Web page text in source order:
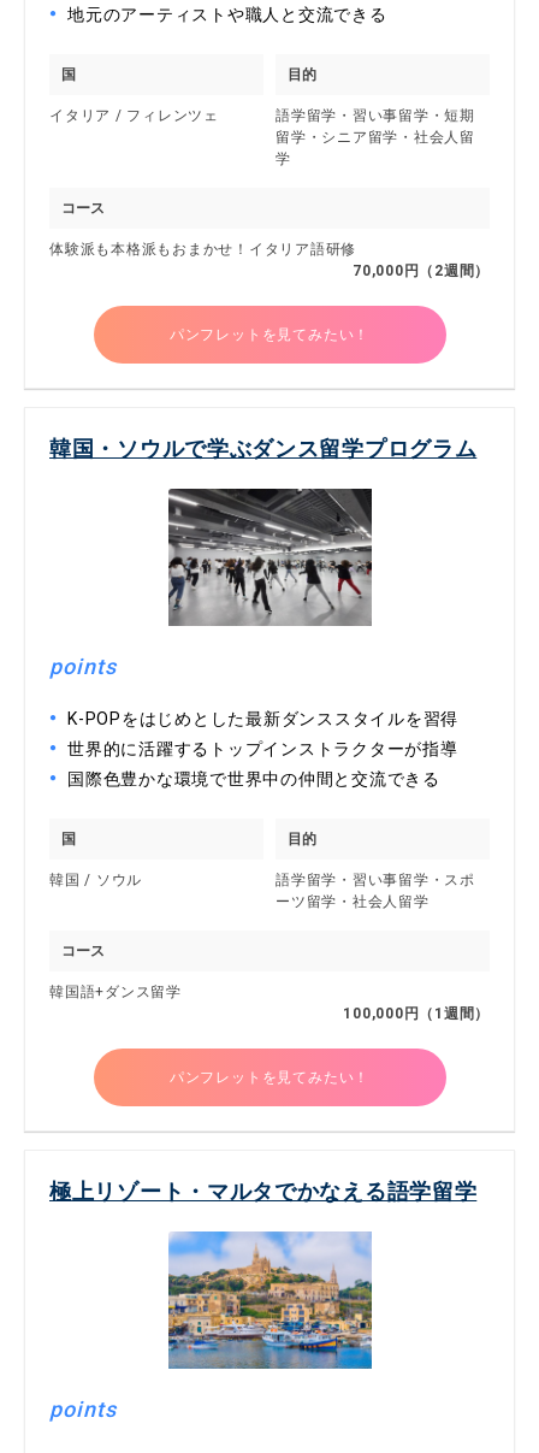
地元のアーティストや職人と交流できる
国
イタリア / フィレンツェ
目的
語学留学・習い事留学・短期
留学・シニア留学・社会人留
学
コース
体験派も本格派もおまかせ！イタリア語研修
70,000円（2週間）
パンフレットを見てみたい！
韓国・ソウルで学ぶダンス留学プログラム
points
K-POPをはじめとした最新ダンススタイルを習得
世界的に活躍するトップインストラクターが指導
国際色豊かな環境で世界中の仲間と交流できる
国
韓国 / ソウル
目的
語学留学・習い事留学・スポ
ーツ留学・社会人留学
コース
韓国語+ダンス留学
100,000円（1週間）
パンフレットを見てみたい！
極上リゾート・マルタでかなえる語学留学
points